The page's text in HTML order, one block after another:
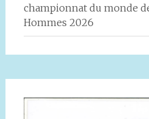
championnat du monde
Hommes 2026